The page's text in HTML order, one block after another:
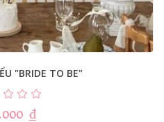
"BRIDE TO BE"
₫